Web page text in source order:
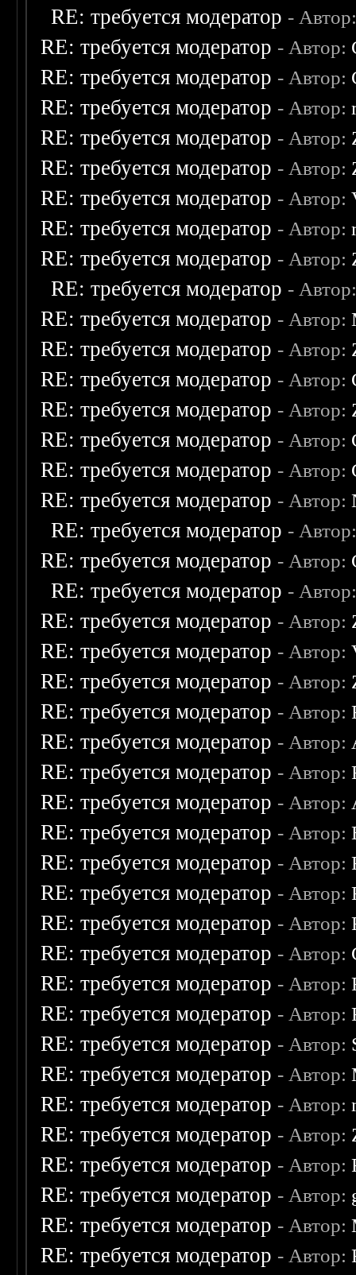
RE: требуется модератор -
RE: требуется модератор - Автор:
RE: требуется модератор - Автор:
RE: требуется модератор - Автор:
RE: требуется модератор - Автор:
RE: требуется модератор - Автор:
RE: требуется модератор - Автор:
RE: требуется модератор - Автор:
RE: требуется модератор - Автор:
RE: требуется модератор -
RE: требуется модератор - Автор:
RE: требуется модератор - Автор:
RE: требуется модератор - Автор:
RE: требуется модератор - Автор:
RE: требуется модератор - Автор:
RE: требуется модератор - Автор:
RE: требуется модератор - Автор:
RE: требуется модератор -
RE: требуется модератор - Автор:
RE: требуется модератор -
RE: требуется модератор - Автор:
RE: требуется модератор - Автор:
RE: требуется модератор - Автор:
RE: требуется модератор - Автор:
RE: требуется модератор - Автор:
RE: требуется модератор - Автор:
RE: требуется модератор - Автор:
RE: требуется модератор - Автор:
RE: требуется модератор - Автор:
RE: требуется модератор - Автор:
RE: требуется модератор - Автор:
RE: требуется модератор - Автор:
RE: требуется модератор - Автор:
RE: требуется модератор - Автор:
RE: требуется модератор - Автор:
RE: требуется модератор - Автор:
RE: требуется модератор - Автор:
RE: требуется модератор - Автор:
RE: требуется модератор - Автор:
RE: требуется модератор - Автор:
RE: требуется модератор - Автор:
RE: требуется модератор - Автор: